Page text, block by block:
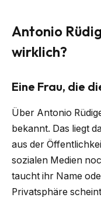
Antonio
wirklich?
Eine Frau, die
Über Antonio
bekannt. Das liegt
aus der
sozialen Medien
taucht ihr Name
Privatsphäre